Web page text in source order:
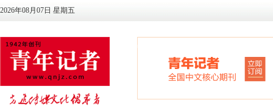
2026年08月07日 星期五